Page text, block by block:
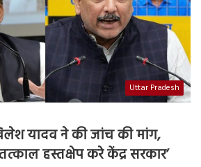
Uttar Pradesh
यादव ने की जांच की मांग,
हस्तक्षेप करे केंद्र सरकार’